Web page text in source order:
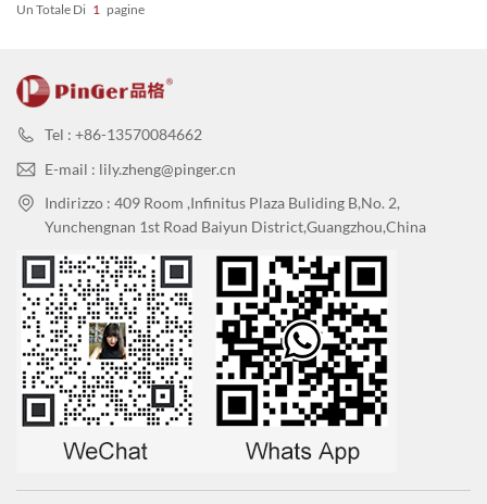
Un Totale Di 1 Pagine
Tel : +86-13570084662
E-mail : lily.zheng@pinger.cn
Indirizzo : 409 Room ,Infinitus Plaza Buliding B,No. 2,
Yunchengnan 1st Road Baiyun District,Guangzhou,China